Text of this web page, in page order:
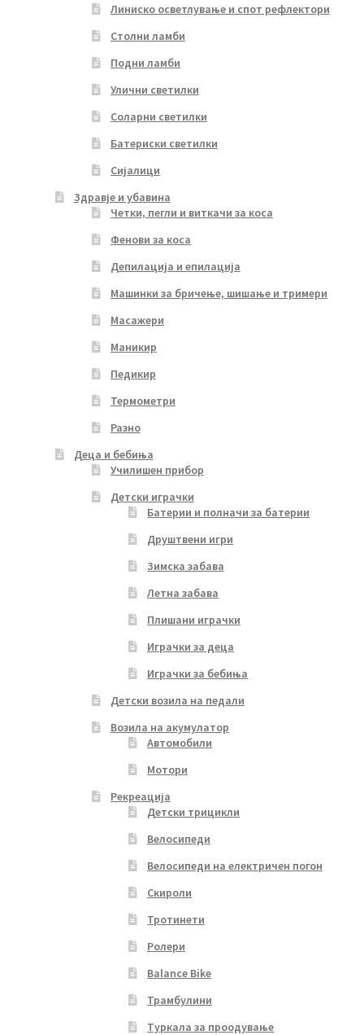
Линиско осветлување и спот рефлектори
Столни ламби
Подни ламби
Улични светилки
Соларни светилки
Батериски светилки
Сијалици
Здравје и убавина
Четки, пегли и виткачи за коса
Фенови за коса
Депилација и епилација
Машинки за бричење, шишање и тримери
Масажери
Маникир
Педикир
Термометри
Разно
Деца и бебиња
Училишен прибор
Детски играчки
Батерии и полначи за батерии
Друштвени игри
Зимска забава
Летна забава
Плишани играчки
Играчки за деца
Играчки за бебиња
Детски возила на педали
Возила на акумулатор
Автомобили
Мотори
Рекреација
Детски трицикли
Велосипеди
Велосипеди на електричен погон
Скироли
Тротинети
Ролери
Balance Bike
Трамбулини
Туркала за проодување